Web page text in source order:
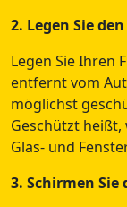
2. Legen Sie
Legen Sie Ihren
entfernt vom
möglichst
Geschützt
Glas- und
3. Schirmen Sie